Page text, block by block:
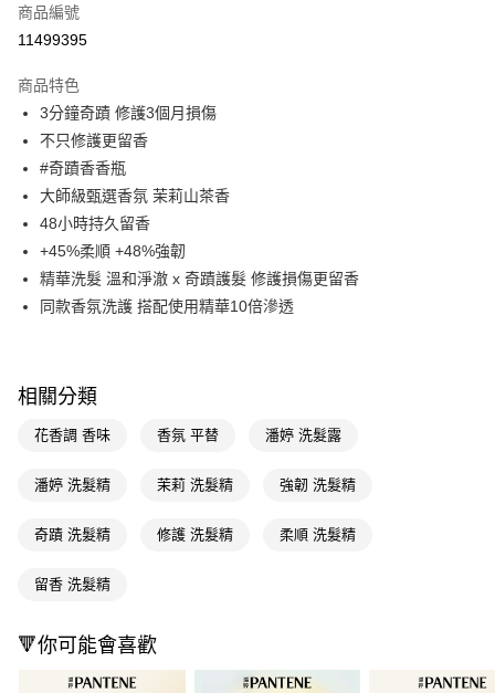
信用卡一次付款
LINE Pay
Apple Pay
街口支付
悠遊付
Google Pay
AFTEE先享後付
AFTEE先享後付是「在收到商品之後才付款」的支付方式。 讓您購物簡單
便利好安心！
２．便利：只要手機號碼，簡訊認證，即可結帳。
結帳頁面，進行簡訊認證並確認金額後，即可完成結帳。
３．收到繳費通知簡訊後14天內，點擊此簡訊中的連結，可透過四大超商／
購買商品的店家。未經商家同意取消之訂單仍視為有效，需透過AFTEE先享
※ 交易是否成功請以「AFTEE先享後付 」之結帳頁面顯示為準，若有關於
運送方式
付款後全家取貨
每筆NT$65，滿NT$490(含以上)免運費
付款後萊爾富取貨
商品編號
11499395
商品特色
3分鐘奇蹟 修護3個月損傷
不只修護更留香
#奇蹟香香瓶
大師級甄選香氛 茉莉山茶香
48小時持久留香
+45%柔順 +48%強韌
精華洗髮 溫和淨澈 x 奇蹟護髮 修護損傷更留香
同款香氛洗護 搭配使用精華10倍滲透
相關分類
花香調 香味 香氛 平替 潘婷 洗髮露
潘婷 洗髮精 茉莉 洗髮精 強韌 洗髮精
奇蹟 洗髮精 修護 洗髮精 柔順 洗髮精
留香 洗髮精
🔻你可能會喜歡